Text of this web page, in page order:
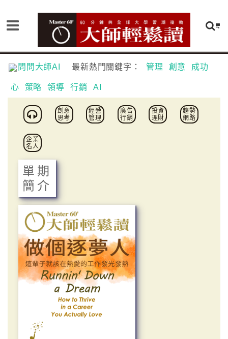
問問大師AI 最新熱門關鍵字： 管理 創意 成功
心 策略 領導 行銷 AI
創意
思考
經營
管理
廣告
行銷
投資
理財
趨勢
網路
企業
名人
單期
簡介